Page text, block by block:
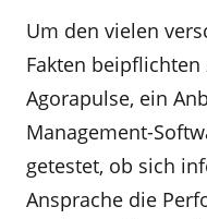
Um den vielen
Fakten
Agorapulse, ein
Management-
getestet, ob sich
Ansprache die